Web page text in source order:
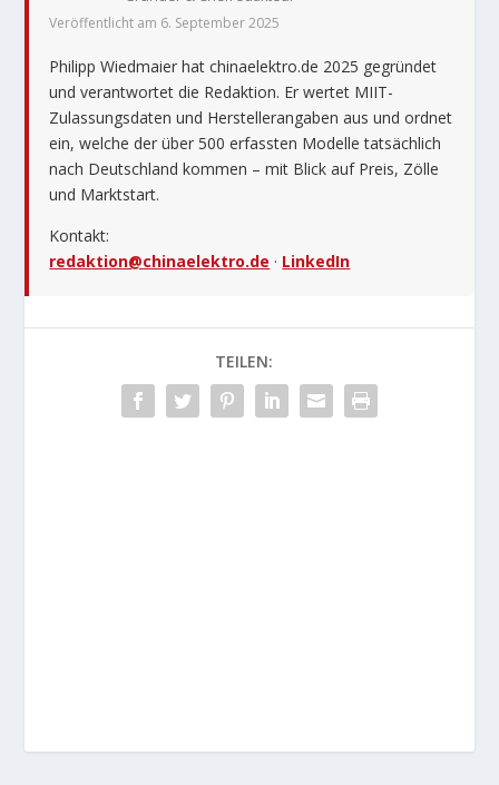
Veröffentlicht am 6. September 2025
Philipp Wiedmaier hat chinaelektro.de 2025 gegründet
und verantwortet die Redaktion. Er wertet MIIT-
Zulassungsdaten und Herstellerangaben aus und ordnet
ein, welche der über 500 erfassten Modelle tatsächlich
nach Deutschland kommen – mit Blick auf Preis, Zölle
und Marktstart.
Kontakt:
redaktion@chinaelektro.de · LinkedIn
TEILEN: